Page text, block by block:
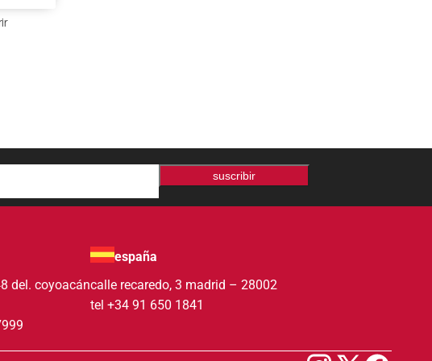
suscribir
del. coyoacán
españa
calle recaredo, 3 madrid – 28002
tel +34 91 650 1841